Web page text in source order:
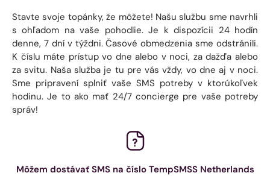
Stavte svoje topánky, že môžete! Našu službu sme navrhli
s ohľadom na vaše pohodlie. Je k dispozícii 24 hodín
denne, 7 dní v týždni. Časové obmedzenia sme odstránili.
K číslu máte prístup vo dne alebo v noci, za dažďa alebo
za svitu. Naša služba je tu pre vás vždy, vo dne aj v noci.
Sme pripravení splniť vaše SMS potreby v ktorúkoľvek
hodinu. Je to ako mať 24/7 concierge pre vaše potreby
správ!
Môžem dostávať SMS na číslo TempSMSS Netherlands